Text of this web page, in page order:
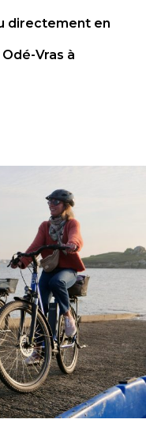
directement en
Vras à